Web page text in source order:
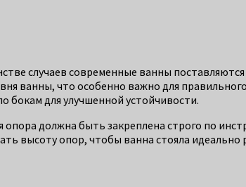
случаев современные ванны
ванны, что особенно важно для
бокам для улучшенной устойчивости.
опора должна быть закреплена строго по
высоту опор, чтобы ванна стояла